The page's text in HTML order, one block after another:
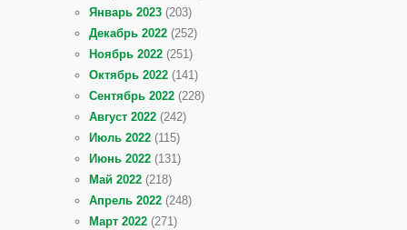
Январь 2023 (203)
Декабрь 2022 (252)
Ноябрь 2022 (251)
Октябрь 2022 (141)
Сентябрь 2022 (228)
Август 2022 (242)
Июль 2022 (115)
Июнь 2022 (131)
Май 2022 (218)
Апрель 2022 (248)
Март 2022 (271)